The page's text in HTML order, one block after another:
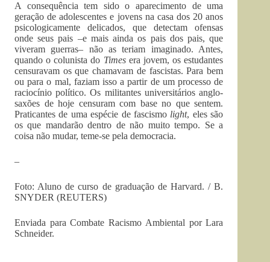
A consequência tem sido o aparecimento de uma
geração de adolescentes e jovens na casa dos 20 anos
psicologicamente delicados, que detectam ofensas
onde seus pais –e mais ainda os pais dos pais, que
viveram guerras– não as teriam imaginado. Antes,
quando o colunista do Timesera jovem, os estudantes
censuravam os que chamavam de fascistas. Para bem
ou para o mal, faziam isso a partir de um processo de
raciocínio político. Os militantes universitários anglo-
saxões de hoje censuram com base no que sentem.
Praticantes de uma espécie de fascismo light, eles são
os que mandarão dentro de não muito tempo. Se a
coisa não mudar, teme-se pela democracia.
–
Foto: Aluno de curso de graduação de Harvard. /B.
SNYDER (REUTERS)
Enviada para Combate Racismo Ambiental por Lara
Schneider.